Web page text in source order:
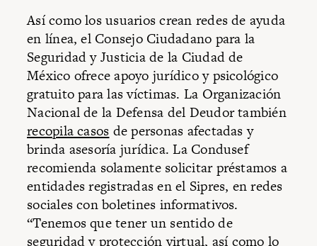
Así como los usuarios crean redes de ayuda
en línea, el Consejo Ciudadano para la
Seguridad y Justicia de la Ciudad de
México ofrece apoyo jurídico y psicológico
gratuito para las víctimas. La Organización
Nacional de la Defensa del Deudor también
recopila casos de personas afectadas y
brinda asesoría jurídica. La Condusef
recomienda solamente solicitar préstamos a
entidades registradas en el Sipres, en redes
sociales con boletines informativos.
“Tenemos que tener un sentido de
seguridad y protección virtual, así como lo